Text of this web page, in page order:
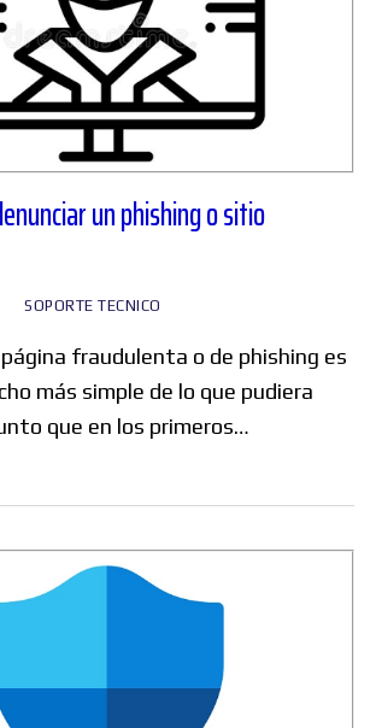
un phishing o sitio
SOPORTE TECNICO
fraudulenta o de phishing es
más simple de lo que pudiera
que en los primeros…